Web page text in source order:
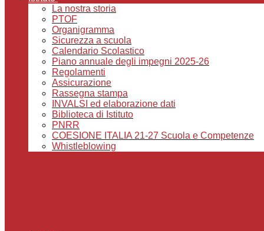
La nostra storia
PTOF
Organigramma
Sicurezza a scuola
Calendario Scolastico
Piano annuale degli impegni 2025-26
Regolamenti
Assicurazione
Rassegna stampa
INVALSI ed elaborazione dati
Biblioteca di Istituto
PNRR
COESIONE ITALIA 21-27 Scuola e Competenze
Whistleblowing